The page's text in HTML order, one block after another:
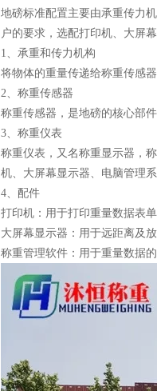
地磅标准配置主要由承重传力
户的要求，选配打印机、大屏
1、承重和传力机构
将物体的重量传递给称重传感
2、称重传感器
称重传感器，是地磅的核心部
3、称重仪表
称重仪表，又名称重显示器，
机、大屏幕显示器、电脑管理
4、配件
打印机：用于打印重量数据表单
大屏幕显示器：用于远距离及
称重管理软件：用于重量数据